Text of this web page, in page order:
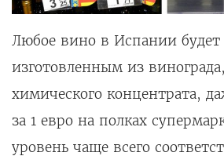
Любое вино в Испании
изготовленным из
химического концентрата,
за 1 евро на полках
уровень чаще всего